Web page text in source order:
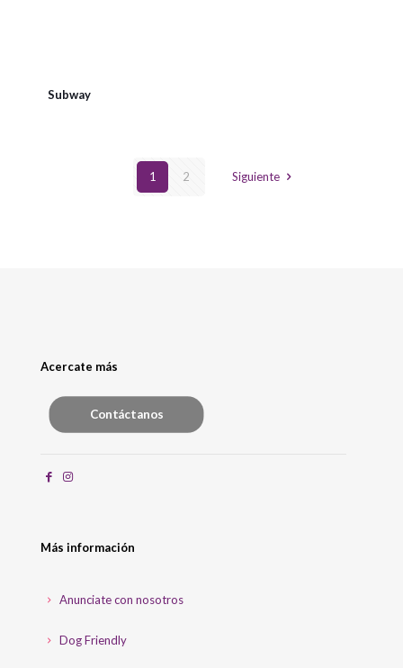
Subway
1 2 Siguiente
Acercate más
Contáctanos
Más información
Anunciate con nosotros
Dog Friendly